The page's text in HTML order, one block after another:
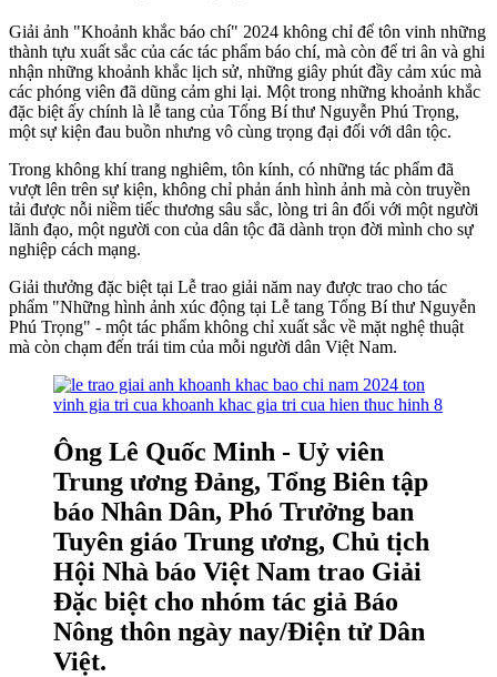
Giải ảnh "Khoảnh khắc báo chí" 2024 không chỉ để tôn vinh những
thành tựu xuất sắc của các tác phẩm báo chí, mà còn để tri ân và ghi
nhận những khoảnh khắc lịch sử, những giây phút đầy cảm xúc mà
các phóng viên đã dũng cảm ghi lại. Một trong những khoảnh khắc
đặc biệt ấy chính là lễ tang của Tổng Bí thư Nguyễn Phú Trọng,
một sự kiện đau buồn nhưng vô cùng trọng đại đối với dân tộc.
Trong không khí trang nghiêm, tôn kính, có những tác phẩm đã
vượt lên trên sự kiện, không chỉ phản ánh hình ảnh mà còn truyền
tải được nỗi niềm tiếc thương sâu sắc, lòng tri ân đối với một người
lãnh đạo, một người con của dân tộc đã dành trọn đời mình cho sự
nghiệp cách mạng.
Giải thưởng đặc biệt tại Lễ trao giải năm nay được trao cho tác
phẩm "Những hình ảnh xúc động tại Lễ tang Tổng Bí thư Nguyễn
Phú Trọng" - một tác phẩm không chỉ xuất sắc về mặt nghệ thuật
mà còn chạm đến trái tim của mỗi người dân Việt Nam.
Ông Lê Quốc Minh - Uỷ viên
Trung ương Đảng, Tổng Biên tập
báo Nhân Dân, Phó Trưởng ban
Tuyên giáo Trung ương, Chủ tịch
Hội Nhà báo Việt Nam trao Giải
Đặc biệt cho nhóm tác giả Báo
Nông thôn ngày nay/Điện tử Dân
Việt.